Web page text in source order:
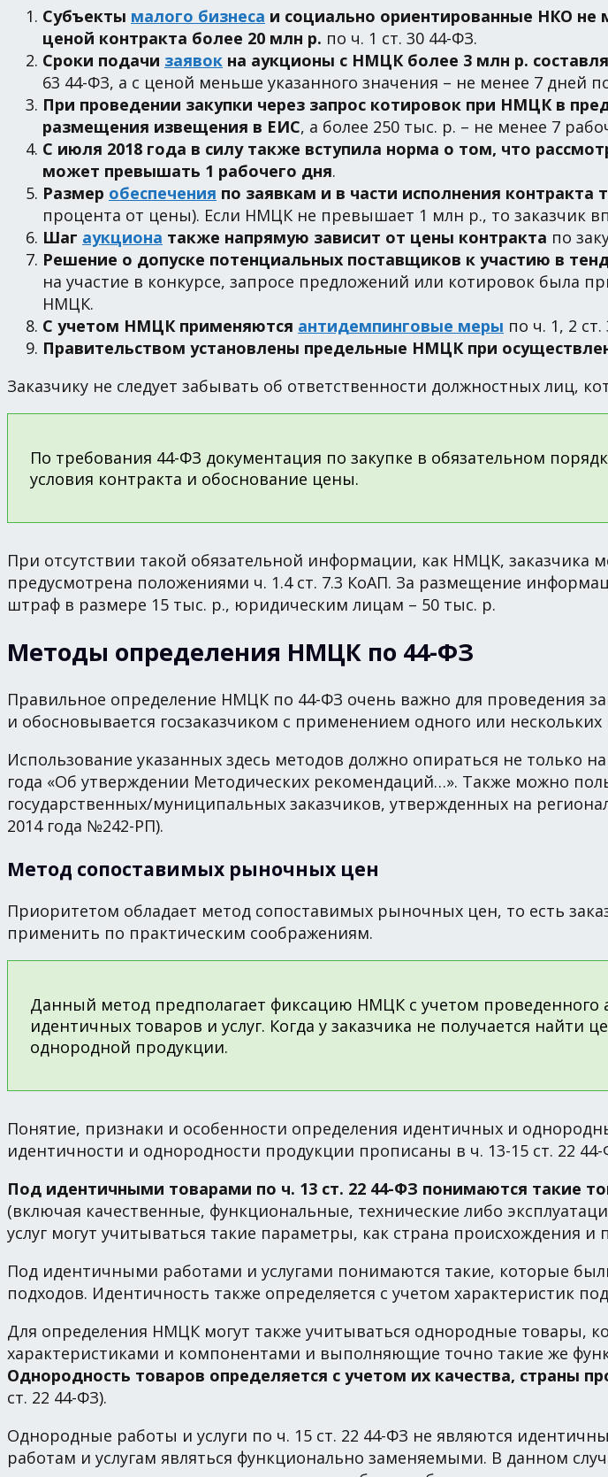
Субъекты малого бизнеса и социально ориентированные НКО не
ценой контракта более 20 млн р. по ч. 1 ст. 30 44-ФЗ.
Сроки подачи заявок на аукционы с НМЦК более 3 млн р.
63 44-ФЗ, а с ценой меньше указанного значения – не менее 7 дней
При проведении закупки через запрос котировок при НМЦК в
размещения извещения в ЕИС, а более 250 тыс. р. – не менее 7
С июля 2018 года в силу также вступила норма о том, что
может превышать 1 рабочего дня.
Размер обеспечения по заявкам и в части исполнения
процента от цены). Если НМЦК не превышает 1 млн р., то заказчик
Шаг аукциона также напрямую зависит от цены контракта по
Решение о допуске потенциальных поставщиков к участию в
на участие в конкурсе, запросе предложений или котировок была
НМЦК.
С учетом НМЦК применяются антидемпинговые меры по ч. 1, 2
Правительством установлены предельные НМЦК при
Заказчику не следует забывать об ответственности должностных
По требования 44-ФЗ документация по закупке в обязательном
условия контракта и обоснование цены.
При отсутствии такой обязательной информации, как НМЦК, заказчика
предусмотрена положениями ч. 1.4 ст. 7.3 КоАП. За размещение
штраф в размере 15 тыс. р., юридическим лицам – 50 тыс. р.
Методы определения НМЦК по 44-ФЗ
Правильное определение НМЦК по 44-ФЗ очень важно для проведения
и обосновывается госзаказчиком с применением одного или нескольких
Использование указанных здесь методов должно опираться не
года «Об утверждении Методических рекомендаций…». Также можно
государственных/муниципальных заказчиков, утвержденных на
2014 года №242-РП).
Метод сопоставимых рыночных цен
Приоритетом обладает метод сопоставимых рыночных цен, то есть
применить по практическим соображениям.
Данный метод предполагает фиксацию НМЦК с учетом
идентичных товаров и услуг. Когда у заказчика не получается
однородной продукции.
Понятие, признаки и особенности определения идентичных и
идентичности и однородности продукции прописаны в ч. 13-15 ст. 22 44-
Под идентичными товарами по ч. 13 ст. 22 44-ФЗ понимаются такие
(включая качественные, функциональные, технические либо
услуг могут учитываться такие параметры, как страна происхождения и
Под идентичными работами и услугами понимаются такие, которые
подходов. Идентичность также определяется с учетом характеристик
Для определения НМЦК могут также учитываться однородные товары,
характеристиками и компонентами и выполняющие точно такие же
Однородность товаров определяется с учетом их качества, страны
ст. 22 44-ФЗ).
Однородные работы и услуги по ч. 15 ст. 22 44-ФЗ не являются
работам и услугам являться функционально заменяемыми. В данном